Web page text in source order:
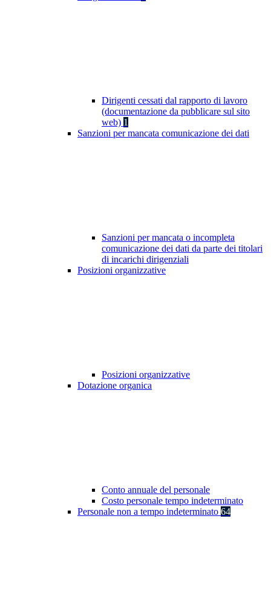
Dirigenti cessati dal rapporto di lavoro
(documentazione da pubblicare sul sito
web) 1
Sanzioni per mancata comunicazione dei dati
Sanzioni per mancata o incompleta
comunicazione dei dati da parte dei titolari
di incarichi dirigenziali
Posizioni organizzative
Posizioni organizzative
Dotazione organica
Conto annuale del personale
Costo personale tempo indeterminato
Personale non a tempo indeterminato 64